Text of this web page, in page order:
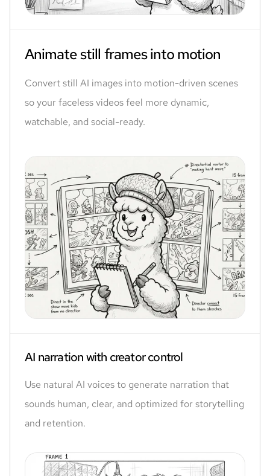
Animate still frames into motion
Convert still AI images into motion-driven scenes
so your faceless videos feel more dynamic,
watchable, and social-ready.
AI narration with creator control
Use natural AI voices to generate narration that
sounds human, clear, and optimized for storytelling
and retention.